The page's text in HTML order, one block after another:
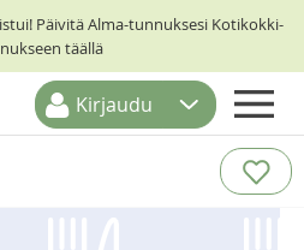
Päivitä Alma-tunnuksesi Kotikokki-
täällä
Kirjaudu